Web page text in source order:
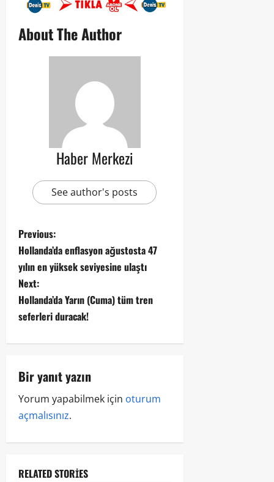
About The Author
Haber Merkezi
See author's posts
Previous:
Hollanda’da enflasyon ağustosta 47
yılın en yüksek seviyesine ulaştı
Next:
Hollanda’da Yarın (Cuma) tüm tren
seferleri duracak!
Bir yanıt yazın
Yorum yapabilmek için oturum
açmalısınız.
RELATED STORIES